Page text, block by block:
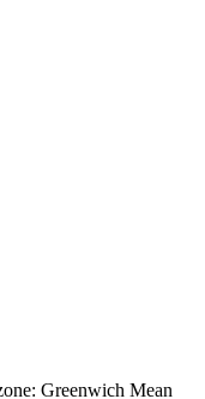
Greenwich Mean